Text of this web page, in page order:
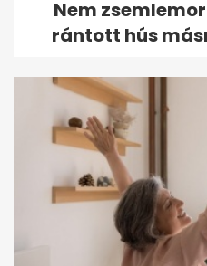
Nem
rántott hús